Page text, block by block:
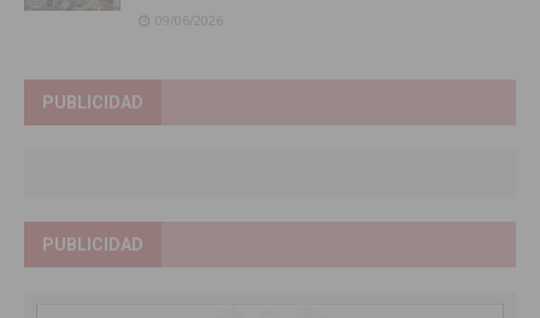
09/06/2026
PUBLICIDAD
PUBLICIDAD